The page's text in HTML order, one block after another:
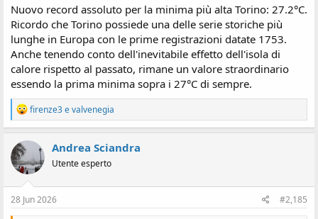
Nuovo record assoluto per la minima più alta Torino: 27.2°C.
Ricordo che Torino possiede una delle serie storiche più
lunghe in Europa con le prime registrazioni datate 1753.
Anche tenendo conto dell'inevitabile effetto dell'isola di
calore rispetto al passato, rimane un valore straordinario
essendo la prima minima sopra i 27°C di sempre.
R
e
a
z
o
n
i
:
firenze3evalvenegia
Andrea Sciandra
Utente esperto
28 Jun 2026 #2,185